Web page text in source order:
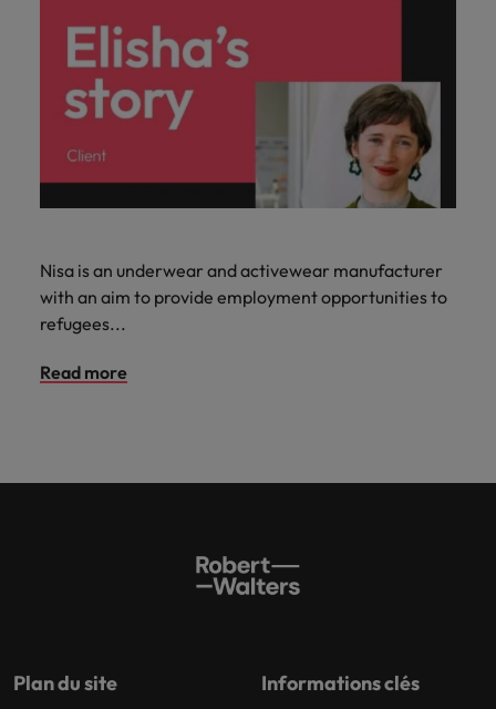
Nisa is an underwear and activewear manufacturer
with an aim to provide employment opportunities to
refugees...
Read more
Plan du site Informations clés